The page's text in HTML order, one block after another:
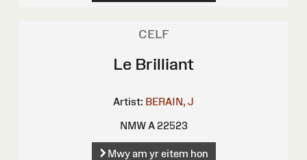
CELF
Le Brilliant
Artist: BERAIN, J
NMW A 22523
Mwy am yr eitem hon